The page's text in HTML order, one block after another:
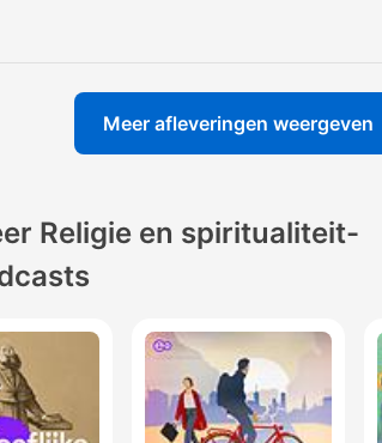
Meer afleveringen weergeven
Religie en spiritualiteit-